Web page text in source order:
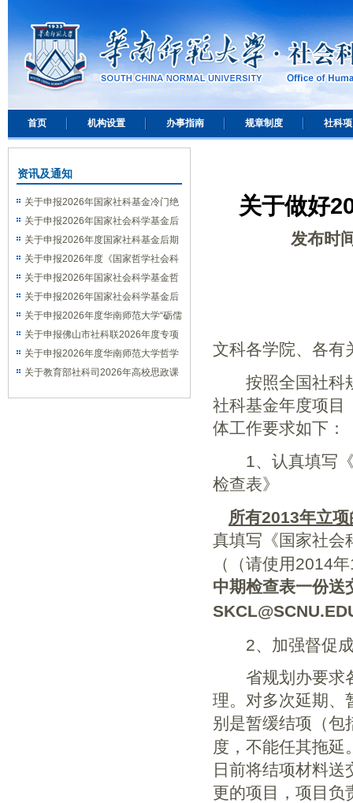
首页 机构设置 办事指南 规章制度 社科
关于做好
发布时
文科各学院、各有
按照全国社科规
社科基金年度项目
体工作要求如下：
1、认真填写
检查表》
所有2013年立
真填写《国家社会
（（请使用2014年
中期检查表一份送
2、加强督促
省规划办要求各
理。对多次延期、
别是暂缓结项（包
度，不能任其拖延
日前将结项材料
更的项目，项目负
资讯及通知
关于申报2026年国家社科基金冷门绝
学研究专项的通知
关于申报2026年国家社会科学基金后
期资助（教育学）项目的通知
关于申报2026年度国家社科基金后期
资助（艺术学）项目的通知
关于申报2026年度《国家哲学社会科
学成果文库》的通知
关于申报2026年国家社会科学基金哲
学社会科学学术通俗读物项目的通知
关于申报2026年国家社会科学基金后
期资助暨优秀博士学位论文出版、优秀
学术著作再版项目的通知
关于申报2026年度华南师范大学“砺儒
新社科”交叉学科论坛选题的通知
关于申报佛山市社科联2026年度专项
课题的通知
关于申报2026年度华南师范大学哲学
社会科学优秀学术著作出版资助项目的
关于教育部社科司2026年高校思政课